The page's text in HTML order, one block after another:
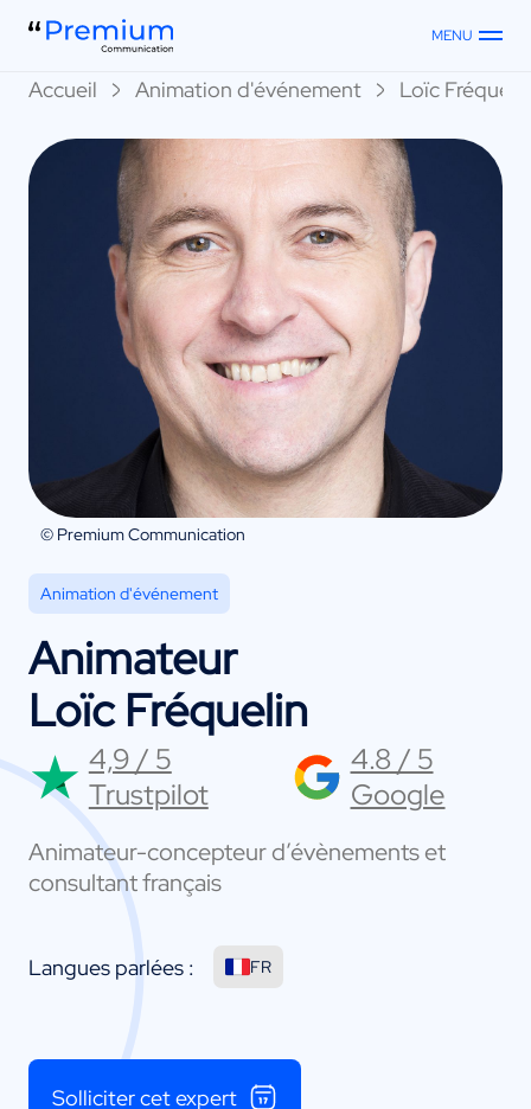
MENU
Accueil Animation d'événement Loïc Fréquelin
© Premium Communication
Animation d'événement
Animateur
Loïc Fréquelin
4,9 / 5
Trustpilot
4.8 / 5
Google
Animateur-concepteur d’évènements et
consultant français
Langues parlées : FR
Solliciter cet expert